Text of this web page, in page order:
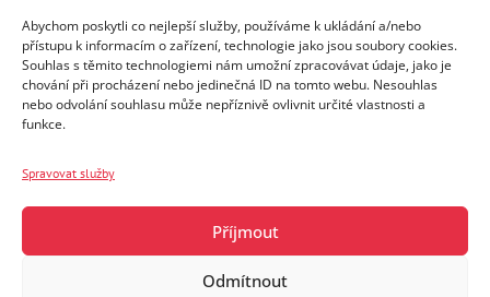
Abychom poskytli co nejlepší služby, používáme k ukládání a/nebo
přístupu k informacím o zařízení, technologie jako jsou soubory cookies.
Souhlas s těmito technologiemi nám umožní zpracovávat údaje, jako je
chování při procházení nebo jedinečná ID na tomto webu. Nesouhlas
nebo odvolání souhlasu může nepříznivě ovlivnit určité vlastnosti a
funkce.
Spravovat služby
Příjmout
Odmítnout
2. Příprava receptury
Vyberte si naši existující tyčinku, inspirujte se
existující tyčinkou nebo si vytvořte svou vysněnou
tyčinku od nuly! Naše vývojové oddělení má léta
společnosti světového významu. Bereme v potaz
chuť, texturu, nutriční vlastnosti a původ
ingrediencí. Ať už jde o bezlepkovou proteinovou
tyčinku nebo müsli tyčinku s vysokým obsahem
vlákniny, zajistíme, aby receptura souzněla s Vaší
značkou a splňovala všechny standardy kvality.